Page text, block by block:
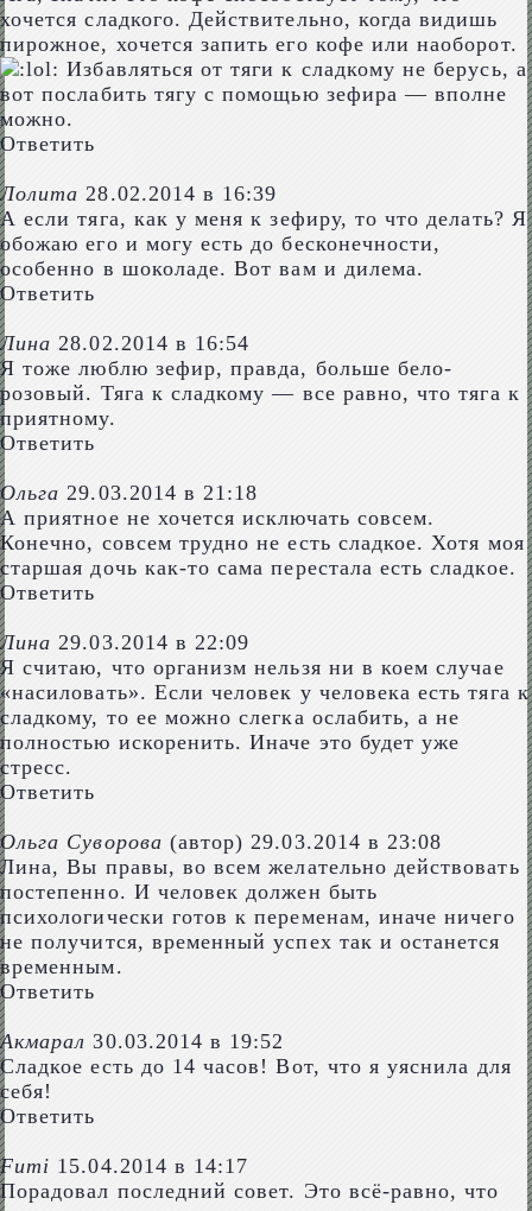
хочется сладкого. Действительно, когда видишь
пирожное, хочется запить его кофе или наоборот.
Избавляться от тяги к сладкому не берусь, а
вот послабить тягу с помощью зефира — вполне
можно.
Ответить
Лолита 28.02.2014 в 16:39
А если тяга, как у меня к зефиру, то что делать? Я
обожаю его и могу есть до бесконечности,
особенно в шоколаде. Вот вам и дилема.
Ответить
Лина 28.02.2014 в 16:54
Я тоже люблю зефир, правда, больше бело-
розовый. Тяга к сладкому — все равно, что тяга к
приятному.
Ответить
Ольга 29.03.2014 в 21:18
А приятное не хочется исключать совсем.
Конечно, совсем трудно не есть сладкое. Хотя моя
старшая дочь как-то сама перестала есть сладкое.
Ответить
Лина 29.03.2014 в 22:09
Я считаю, что организм нельзя ни в коем случае
«насиловать». Если человек у человека есть тяга к
сладкому, то ее можно слегка ослабить, а не
полностью искоренить. Иначе это будет уже
стресс.
Ответить
Ольга Суворова (автор) 29.03.2014 в 23:08
Лина, Вы правы, во всем желательно действовать
постепенно. И человек должен быть
психологически готов к переменам, иначе ничего
не получится, временный успех так и останется
временным.
Ответить
Акмарал 30.03.2014 в 19:52
Сладкое есть до 14 часов! Вот, что я уяснила для
себя!
Ответить
Fumi 15.04.2014 в 14:17
Порадовал последний совет. Это всё-равно, что